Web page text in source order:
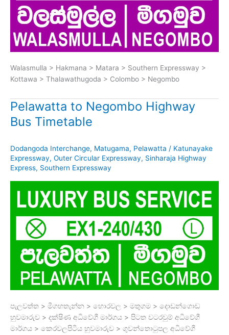
Walasmulla > Hakmana > Matara > Southern Expressway >
Kottawa > Thalawathugoda > Colombo > Negombo
Pelawatta to Negombo Highway
Bus Timetable
Dodangoda Interchange, Matugama, Pelawatta / Katunayake
Expressway, Outer Circular Expressway, Sinharaja Highway
Express, Southern Expressway
පැලවත්ත > මීගහතැන්න > හොරවල > මතුගම > දොඩන්ගොඩ
හුවමාරුව > දක්ෂිණ අධිවේගී මාර්ගය > පිටත වටරවුම් අධිවේගී
මාර්ගය > කෙරවලපිටිය හුවමාරුව > ගුවන්තොටුපල අධිවේගී